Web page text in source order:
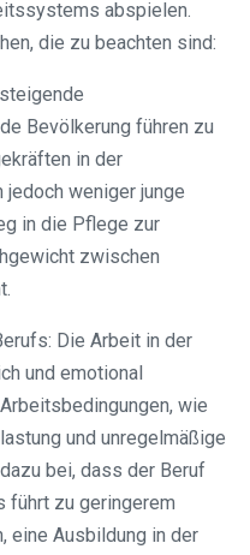
abspielen.
die zu beachten sind:
Bevölkerung führen zu
in der
weniger junge
in die Pflege zur
zwischen
Die Arbeit in der
und emotional
wie
und unregelmäßige
bei, dass der Beruf
führt zu geringerem
eine Ausbildung in der